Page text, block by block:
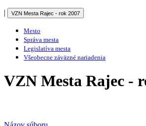
| VZN Mesta Rajec - rok 2007
Mesto
Správa mesta
Legislatíva mesta
Všeobecne záväzné nariadenia
VZN Mesta Rajec -